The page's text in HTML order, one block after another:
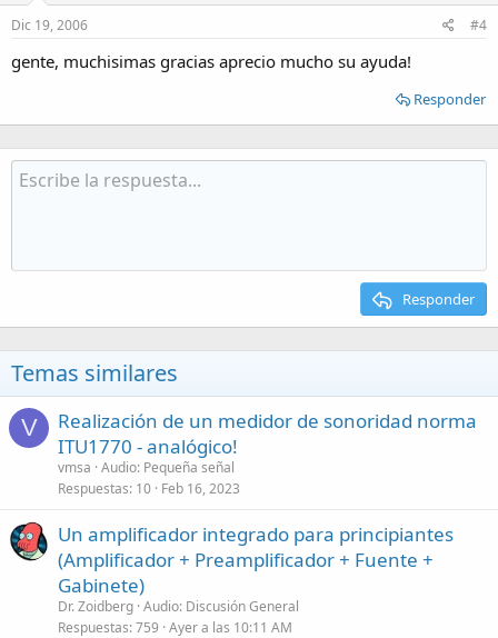
Dic 19, 2006 #4
gente, muchisimas gracias aprecio mucho su ayuda!
Responder
Responder
Temas similares
V
Realización de un medidor de sonoridad norma
ITU1770 - analógico!
vmsa Audio: Pequeña señal
Respuestas 10 Feb 16, 2023
Un amplificador integrado para principiantes
(Amplificador + Preamplificador + Fuente +
Gabinete)
Dr. Zoidberg Audio: Discusión General
Respuestas 759 Ayer a las 10:11 AM